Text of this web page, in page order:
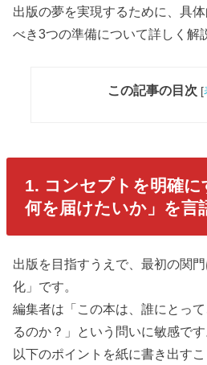
出版の夢を実現するために、具
べき3つの準備について詳しく解
この記事の目次 [
1. コンセプトを明確に
何を届けたいか」を言
出版を目指すうえで、最初の関
化」です。
編集者は「この本は、誰にとっ
るのか？」という問いに敏感です
以下のポイントを紙に書き出すこ